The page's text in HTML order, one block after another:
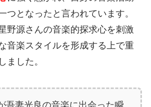
つとなったと言われています。
野源さんの音楽的探求心を刺激
音楽スタイルを形成する上で重
ました。